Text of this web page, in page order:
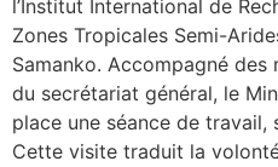
l’Institut International de
Zones Tropicales Semi-
Samanko. Accompagné
du secrétariat général, le
place une séance de travail,
Cette visite traduit la